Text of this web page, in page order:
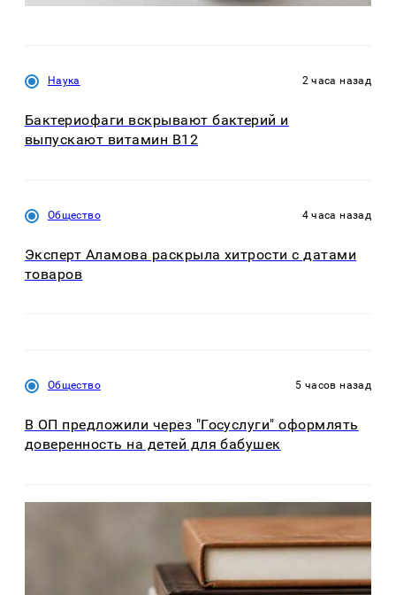
Наука 2 часа назад
Бактериофаги вскрывают бактерий и
выпускают витамин B12
Общество 4 часа назад
Эксперт Аламова раскрыла хитрости с датами
товаров
Общество 5 часов назад
В ОП предложили через "Госуслуги" оформлять
доверенность на детей для бабушек